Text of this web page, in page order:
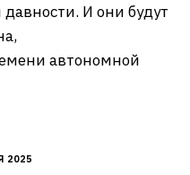
И они будут
автономной
2025